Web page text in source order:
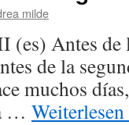
milde
(es) Antes de
de la
muchos
… Weiterlesen